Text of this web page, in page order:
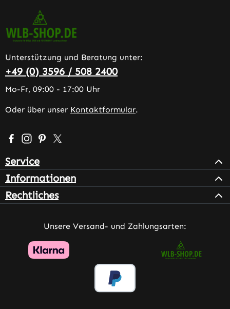
Unterstützung und Beratung unter:
+49 (0) 3596 / 508 2400
Mo-Fr, 09:00 - 17:00 Uhr
Oder über unser Kontaktformular.
Besuche uns auf Facebook – öffnet in neuem Tab
Schau auf Instagram vorbei – öffnet in neuem Tab
Lass dich auf Pinterest inspirieren – öffnet in
Folge uns auf X – öffnet in neuem Tab
Service
Informationen
Rechtliches
Unsere Versand- und Zahlungsarten: